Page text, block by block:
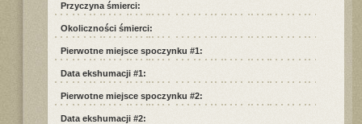
Przyczyna śmierci:
Okoliczności śmierci:
Pierwotne miejsce spoczynku #1:
Data ekshumacji #1:
Pierwotne miejsce spoczynku #2:
Data ekshumacji #2: